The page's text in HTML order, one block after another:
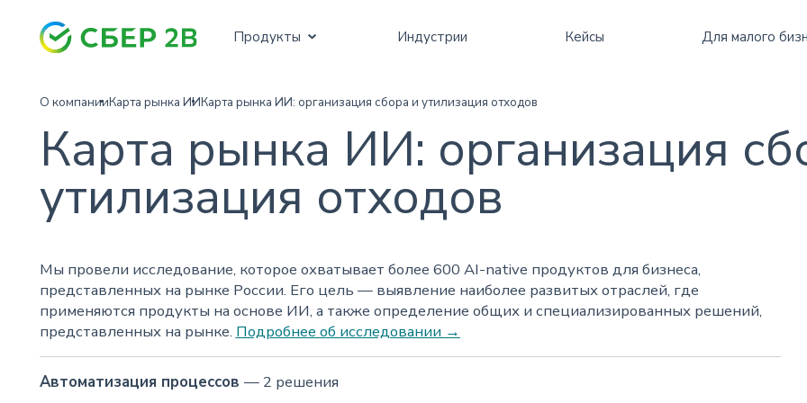
Продукты Индустрии Кейсы Для малого
О компанииКарта рынка ИИКарта рынка ИИ: организация сбора и утилизация отходов
Карта рынка ИИ: организация
утилизация отходов
Мы провели исследование, которое охватывает более 600 AI-native продуктов для бизнеса,
представленных на рынке России. Его цель — выявление наиболее развитых отраслей, где
применяются продукты на основе ИИ, а также определение общих и специализированных решений,
представленных на рынке. Подробнее об исследовании →
Автоматизация процессов — 2 решения